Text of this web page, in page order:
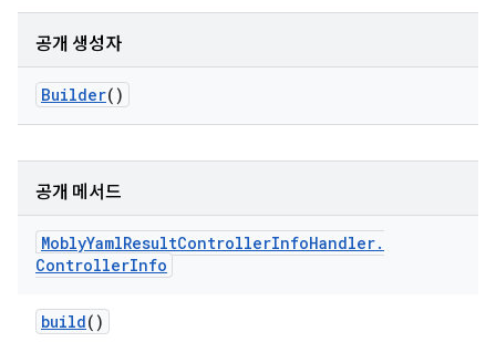
공개 생성자
Builder()
공개 메서드
MoblyYamlResultControllerInfoHandler.
ControllerInfo
build()